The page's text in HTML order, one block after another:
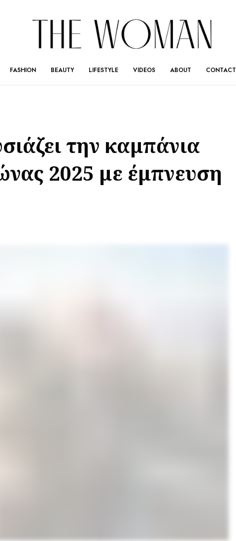
FASHION BEAUTY LIFESTYLE VIDEOS ABOUT CONTACT
την καμπάνια
2025 με έμπνευση